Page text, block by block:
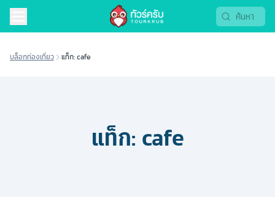
บล็อกท่องเที่ยว แท็ก: cafe
แท็ก: cafe